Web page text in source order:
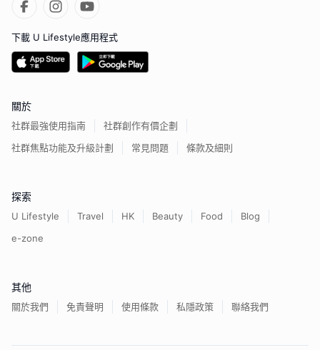
下載 U Lifestyle應用程式
關於
社群最強使用指南
社群創作有價企劃
社群焦點功能及升級計劃
常見問題 條款及細則
探索
U Lifestyle Travel HK Beauty Food
Blog
e-zone
其他
關於我們 免責聲明 使用條款 私隱政策 聯絡我們